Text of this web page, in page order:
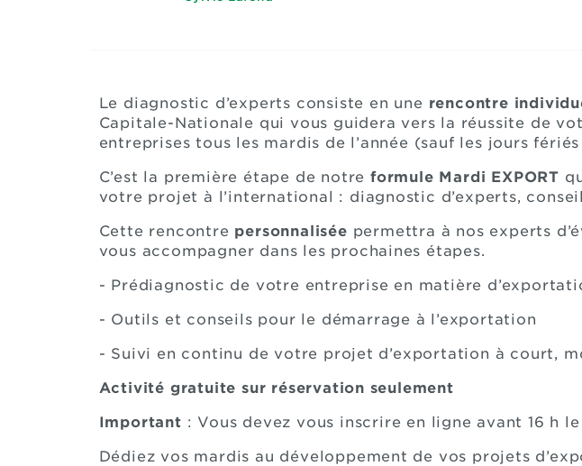
Le diagnostic d’experts consiste en une rencontre
Capitale-Nationale qui vous guidera vers la réussite de
entreprises tous les mardis de l’année (sauf les jours
C’est la première étape de notre formule Mardi EXPORT
votre projet à l’international : diagnostic d’experts,
Cette rencontre personnalisée permettra à nos experts
vous accompagner dans les prochaines étapes.
- Prédiagnostic de votre entreprise en matière
- Outils et conseils pour le démarrage à l’exportation
- Suivi en continu de votre projet d’exportation à court,
Activité gratuite sur réservation seulement
Important : Vous devez vous inscrire en ligne avant 16 h
Dédiez vos mardis au développement de vos projets